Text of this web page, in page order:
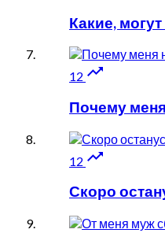
Какие,
12 
Почему
12 
Скоро